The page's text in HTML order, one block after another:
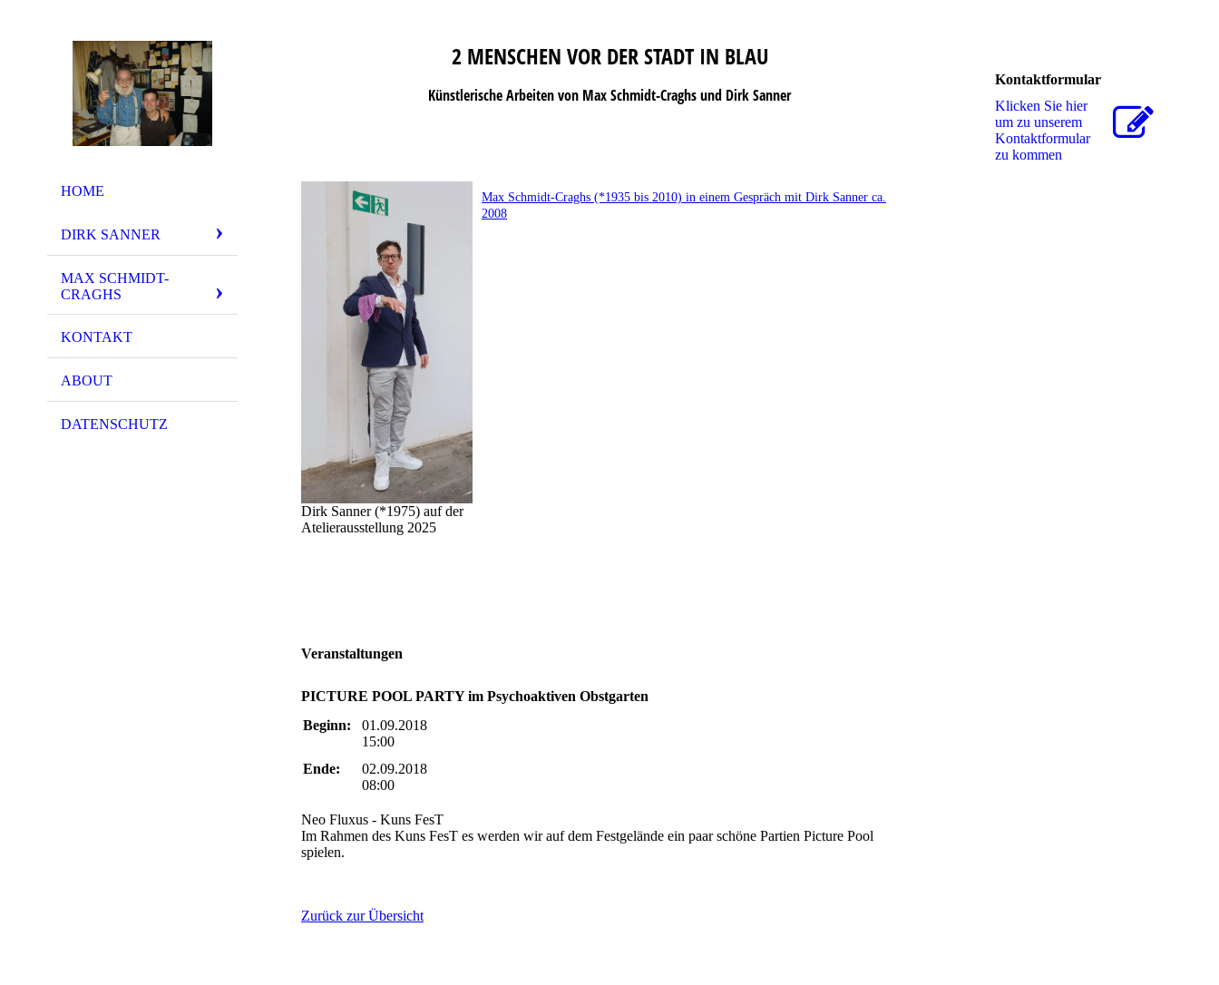
HOME
DIRK SANNER
MAX SCHMIDT-
CRAGHS
KONTAKT
ABOUT
DATENSCHUTZ
2 MENSCHEN VOR DER STADT IN BLAU
Künstlerische Arbeiten von Max Schmidt-Craghs und Dirk Sanner
Dirk Sanner (*1975) auf der
Atelierausstellung 2025
Max Schmidt-Craghs (*1935 bis 2010) in einem Gespräch mit Dirk Sanner ca.
2008
Veranstaltungen
PICTURE POOL PARTY im Psychoaktiven Obstgarten
Beginn:
01.09.2018
15:00
Ende:
02.09.2018
08:00
Neo Fluxus - Kuns FesT
Im Rahmen des Kuns FesT es werden wir auf dem Festgelände ein paar schöne Partien Picture Pool
spielen.
Zurück zur Übersicht
Kontaktformular
Klicken Sie hier
um zu unserem
Kon­takt­for­mu­lar
zu kommen